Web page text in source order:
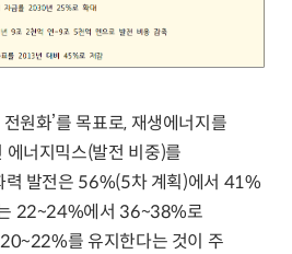
원화’를 목표로, 재생에너지를
너지믹스(발전 비중)를
발전은 56%(5차 계획)에서 41%
22~24%에서 36~38%로
를 유지한다는 것이 주